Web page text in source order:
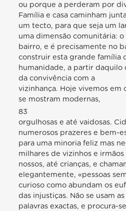
ou porque a perderam por
Família e casa caminham
um tecto, para que seja um
uma dimensão comunitária: o
bairro, e é precisamente no
construir esta grande família
humanidade, a partir daquilo
da convivência com a
vizinhança. Hoje vivemos em
se mostram modernas,
83
orgulhosas e até vaidosas.
numerosos prazeres e bem-
para uma minoria feliz mas
milhares de vizinhos e irmãos
nossos, até crianças, e
elegantemente, «pessoas
curioso como abundam os
das injustiças. Não se usam as
palavras exactas, e procura-